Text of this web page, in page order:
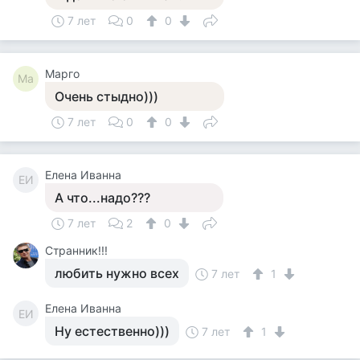
7 лет 0 0
Ма Марго
Очень стыдно)))
7 лет 0 0
ЕИ Елена Иванна
А что...надо???
7 лет 2
0
Странник!!!
любить нужно всех 7 лет 1
ЕИ Елена Иванна
Ну естественно))) 7 лет 1